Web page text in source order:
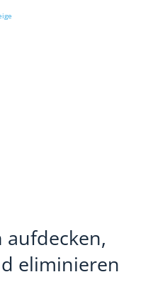
aufdecken,
eliminieren